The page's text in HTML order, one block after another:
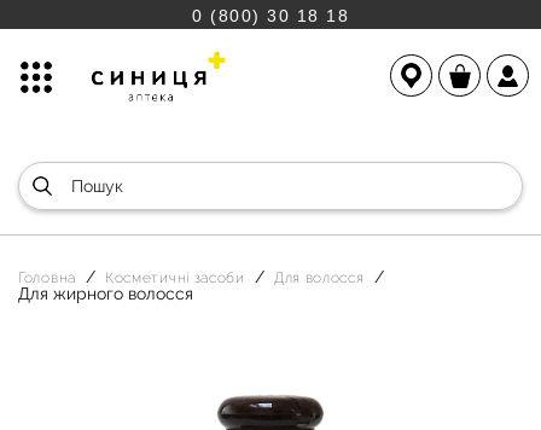
0 (800) 30 18 18
Головна Косметичні засоби Для волосся
Для жирного волосся